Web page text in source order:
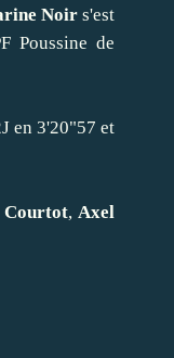
Noirs'est
Poussine de
en 3'20"57 et
Courtot, Axel